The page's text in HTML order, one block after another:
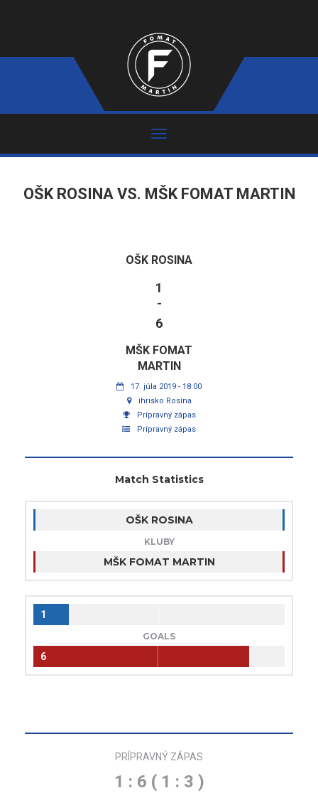
OŠK ROSINA VS. MŠK FOMAT MARTIN
OŠK ROSINA
1
-
6
MŠK FOMAT
MARTIN
17. júla 2019 - 18:00
ihrisko Rosina
Prípravný zápas
Prípravný zápas
Match Statistics
OŠK ROSINA
KLUBY
MŠK FOMAT MARTIN
1
GOALS
6
PRÍPRAVNÝ ZÁPAS
1 : 6 ( 1 : 3 )